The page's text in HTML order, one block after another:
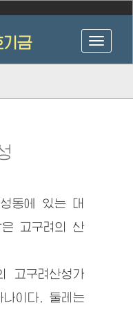
동에 있는 대
고구려의 산
고구려산성가
이다. 둘레는